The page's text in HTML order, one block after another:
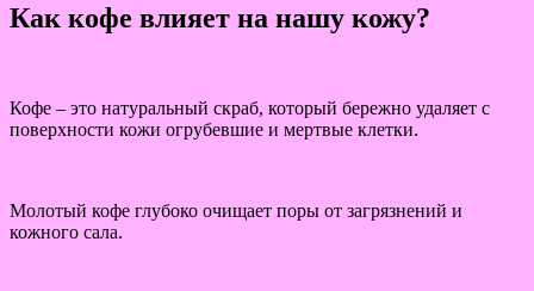
Как кофе влияет на нашу кожу?
Кофе – это натуральный скраб, который бережно удаляет с
поверхности кожи огрубевшие и мертвые клетки.
Молотый кофе глубоко очищает поры от загрязнений и
кожного сала.